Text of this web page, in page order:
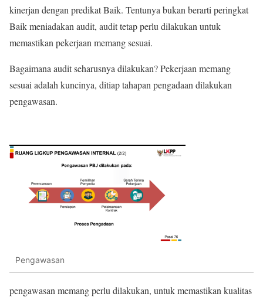
kinerjan dengan predikat Baik. Tentunya bukan berarti peringkat
Baik meniadakan audit, audit tetap perlu dilakukan untuk
memastikan pekerjaan memang sesuai.
Bagaimana audit seharusnya dilakukan? Pekerjaan memang
sesuai adalah kuncinya, ditiap tahapan pengadaan dilakukan
pengawasan.
Pengawasan
pengawasan memang perlu dilakukan, untuk memastikan kualitas